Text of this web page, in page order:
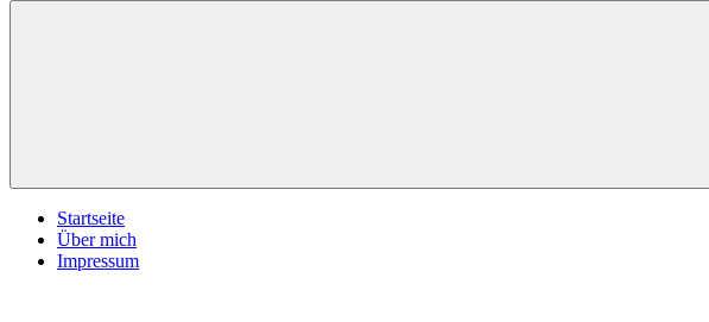
Menü
Startseite
Über mich
Impressum